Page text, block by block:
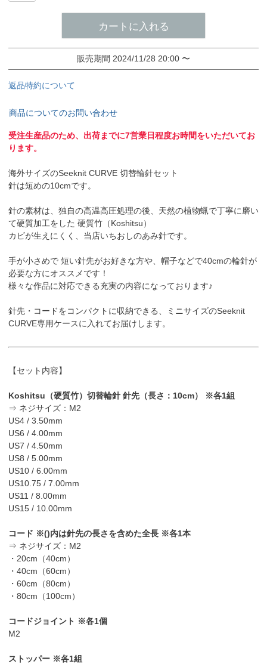
カートに入れる
販売期間 2024/11/28 20:00 〜
返品特約について
商品についてのお問い合わせ
受注生産品のため、出荷までに7営業日程度お時間をいただいてお
ります。
海外サイズのSeeknit CURVE 切替輪針セット
針は短めの10cmです。
針の素材は、独自の高温高圧処理の後、天然の植物蝋で丁寧に磨い
て硬質加工をした 硬質竹（Koshitsu）
カビが生えにくく、当店いちおしのあみ針です。
手が小さめで 短い針先がお好きな方や、帽子などで40cmの輪針が
必要な方にオススメです！
様々な作品に対応できる充実の内容になっております♪
針先・コードをコンパクトに収納できる、ミニサイズのSeeknit
CURVE専用ケースに入れてお届けします。
【セット内容】
Koshitsu（硬質竹）切替輪針 針先（長さ：10cm） ※各1組
⇒ ネジサイズ：M2
US4 / 3.50mm
US6 / 4.00mm
US7 / 4.50mm
US8 / 5.00mm
US10 / 6.00mm
US10.75 / 7.00mm
US11 / 8.00mm
US15 / 10.00mm
コード ※()内は針先の長さを含めた全長 ※各1本
⇒ ネジサイズ：M2
・20cm（40cm）
・40cm（60cm）
・60cm（80cm）
・80cm（100cm）
コードジョイント ※各1個
M2
ストッパー ※各1組